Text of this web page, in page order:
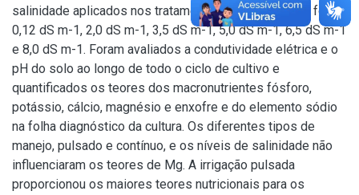
salinidade aplicados nos tratamentos para a irrigação foram
0,12 dS m-1, 2,0 dS m-1, 3,5 dS m-1, 5,0 dS m-1, 6,5 dS m-1
e 8,0 dS m-1. Foram avaliados a condutividade elétrica e o
pH do solo ao longo de todo o ciclo de cultivo e
quantificados os teores dos macronutrientes fósforo,
potássio, cálcio, magnésio e enxofre e do elemento sódio
na folha diagnóstico da cultura. Os diferentes tipos de
manejo, pulsado e contínuo, e os níveis de salinidade não
influenciaram os teores de Mg. A irrigação pulsada
proporcionou os maiores teores nutricionais para os